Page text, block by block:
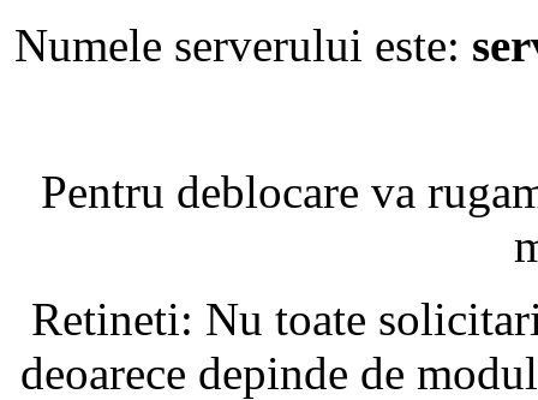
Numele serverului este:
Pentru deblocare va
Retineti: Nu toate
deoarece depinde de